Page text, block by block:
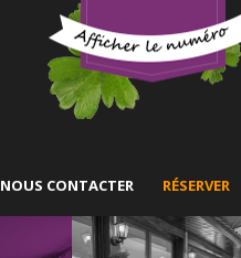
NOUS CONTACTER RÉSERVER